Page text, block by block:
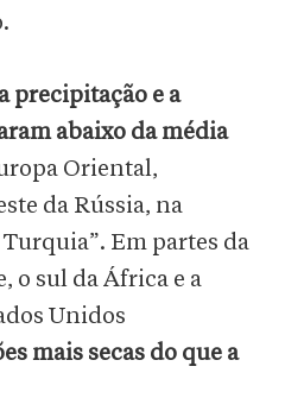
a precipitação e a
abaixo da média
Oriental,
da Rússia, na
Turquia”. Em partes da
o sul da África e a
Unidos
mais secas do que a